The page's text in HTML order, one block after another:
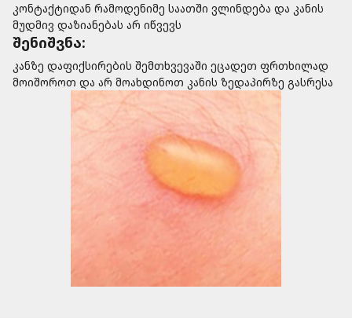
კონტაქტიდან რამოდენიმე საათში ვლინდება და კანის
მუდმივ დაზიანებას არ იწვევს
შენიშვნა:
კანზე დაფიქსირების შემთხვევაში ეცადეთ ფრთხილად
მოიშოროთ და არ მოახდინოთ კანის ზედაპირზე გასრესა